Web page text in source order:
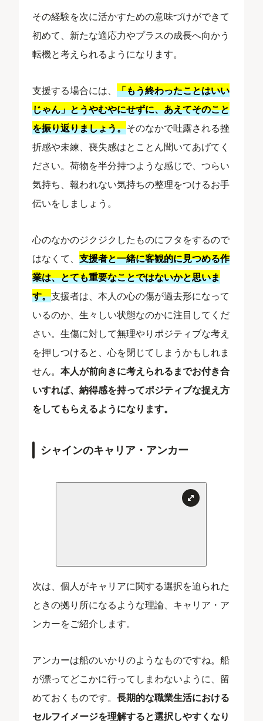
その経験を次に活かすための意味づけができて
初めて、新たな適応力やプラスの成長へ向かう
転機と考えられるようになります。
支援する場合には、「もう終わったことはいい
じゃん」とうやむやにせずに、あえてそのこと
を振り返りましょう。そのなかで吐露される挫
折感や未練、喪失感はとことん聞いてあげてく
ださい。荷物を半分持つような感じで、つらい
気持ち、報われない気持ちの整理をつけるお手
伝いをしましょう。
心のなかのジクジクしたものにフタをするので
はなくて、支援者と一緒に客観的に見つめる作
業は、とても重要なことではないかと思いま
す。支援者は、本人の心の傷が過去形になって
いるのか、生々しい状態なのかに注目してくだ
さい。生傷に対して無理やりポジティブな考え
を押しつけると、心を閉じてしまうかもしれま
せん。本人が前向きに考えられるまでお付き合
いすれば、納得感を持ってポジティブな捉え方
をしてもらえるようになります。
シャインのキャリア・アンカー
次は、個人がキャリアに関する選択を迫られた
ときの拠り所になるような理論、キャリア・ア
ンカーをご紹介します。
アンカーは船のいかりのようなものですね。船
が漂ってどこかに行ってしまわないように、留
めておくものです。長期的な職業生活における
セルフイメージを理解すると選択しやすくなり